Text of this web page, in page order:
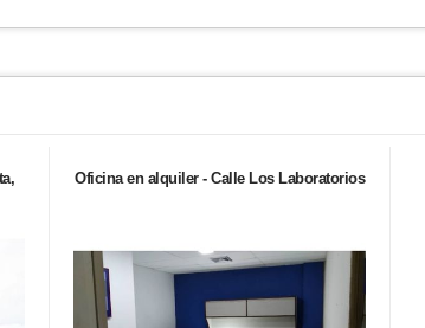
Oficina en alquiler - Calle Los Laboratorios